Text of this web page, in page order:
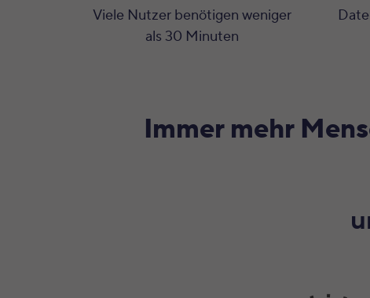
Viele Nutzer benötigen weniger
als 30 Minuten
Immer mehr